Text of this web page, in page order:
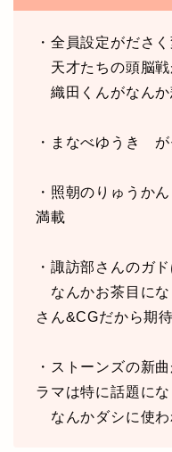
・全員設定がださ
天才たちの頭脳戦
織田くんがなんか
・まなべゆうき
・照朝のりゅうか
満載
・諏訪部さんのガ
なんかお茶目にな
さん&CGだから期
・ストーンズの新
ラマは特に話題にな
なんかダシに使わ